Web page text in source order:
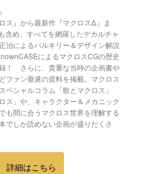
ス』から最新作『マクロスΔ』ま
含め、すべてを網羅したデカルチャ
治によるバルキリー＆デザイン解説
によるマクロスCGの歴史
！ さらに、貴重な当時の企画書や
ファン垂涎の資料を掲載。マクロス
ペシャルコラム「歌とマクロス」
ス」や、キャラクター＆メカニック
も間に合うマクロス世界を理解する
でしか読めない企画が盛りだくさ
詳細はこちら